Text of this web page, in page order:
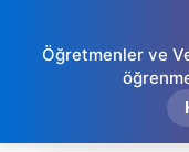
Öğretmenler ve
Tecvid